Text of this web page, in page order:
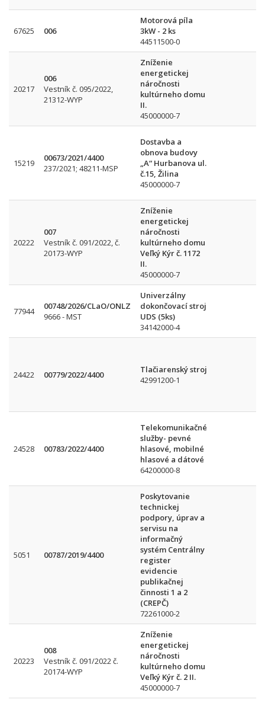
67625 006
Motorová píla
3kW - 2 ks
44511500-0
20217
006
Vestník č. 095/2022,
21312-WYP
Zníženie
energetickej
náročnosti
kultúrneho domu
II.
45000000-7
15219
00673/2021/4400
237/2021; 48211-MSP
Dostavba a
obnova budovy
„A“ Hurbanova ul.
č.15, Žilina
45000000-7
20222
007
Vestník č. 091/2022, č.
20173-WYP
Zníženie
energetickej
náročnosti
kultúrneho domu
Veľký Kýr č. 1172
II.
45000000-7
77944
00748/2026/CLaO/ONLZ
9666 - MST
Univerzálny
dokončovací stroj
UDS (5ks)
34142000-4
24422 00779/2022/4400
Tlačiarenský stroj
42991200-1
24528 00783/2022/4400
Telekomunikačné
služby- pevné
hlasové, mobilné
hlasové a dátové
64200000-8
5051 00787/2019/4400
Poskytovanie
technickej
podpory, úprav a
servisu na
informačný
systém Centrálny
register
evidencie
publikačnej
činnosti 1 a 2
(CREPČ)
72261000-2
20223
008
Vestník č. 091/2022 č.
20174-WYP
Zníženie
energetickej
náročnosti
kultúrneho domu
Veľký Kýr č. 2 II.
45000000-7